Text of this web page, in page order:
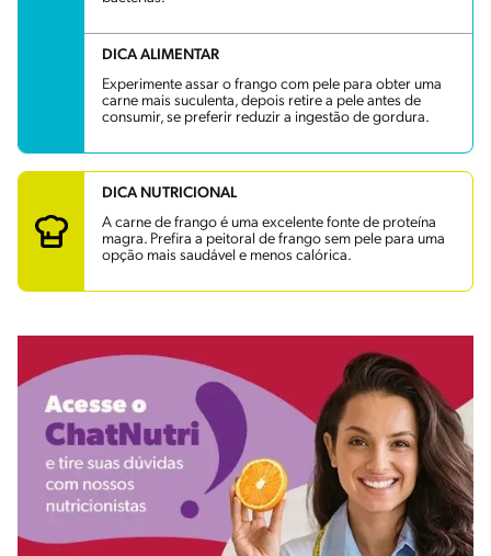
DICA ALIMENTAR
Experimente assar o frango com pele para obter uma
carne mais suculenta, depois retire a pele antes de
consumir, se preferir reduzir a ingestão de gordura.
DICA NUTRICIONAL
A carne de frango é uma excelente fonte de proteína
magra. Prefira a peitoral de frango sem pele para uma
opção mais saudável e menos calórica.